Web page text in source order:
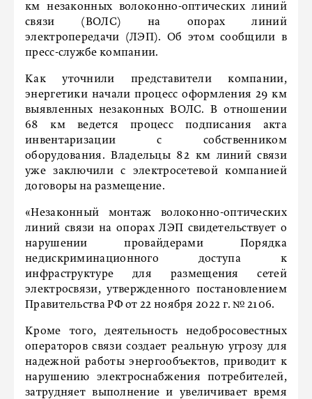
км незаконных волоконно-оптических линий
связи (ВОЛС) на опорах линий
электропередачи (ЛЭП). Об этом сообщили в
пресс-службе компании.
Как уточнили представители компании,
энергетики начали процесс оформления 29 км
выявленных незаконных ВОЛС. В отношении
68 км ведется процесс подписания акта
инвентаризации с собственником
оборудования. Владельцы 82 км линий связи
уже заключили с электросетевой компанией
договоры на размещение.
«Незаконный монтаж волоконно-оптических
линий связи на опорах ЛЭП свидетельствует о
нарушении провайдерами Порядка
недискриминационного доступа к
инфраструктуре для размещения сетей
электросвязи, утвержденного постановлением
Правительства РФ от 22 ноября 2022 г. № 2106.
Кроме того, деятельность недобросовестных
операторов связи создает реальную угрозу для
надежной работы энергообъектов, приводит к
нарушению электроснабжения потребителей,
затрудняет выполнение и увеличивает время